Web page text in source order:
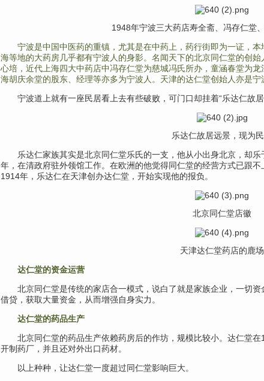
1948年宁波三大药店寿全斋、冯存仁堂
宁波是中国中医药的重镇，尤其是在中药上，药行街即为一证，
海等地的大药房几乎都有宁波人的身影。名闻天下的北京同仁堂的创
心培，近代上海四大中药店中冯存仁堂为慈城冯氏所办，童涵春堂为
海胡庆余堂的股东、经理等亦多为宁波人。天津的达仁堂创始人亦是宁
宁波道上就有一座民居看上去有些破败，可门口却挂着“乐达仁故
乐达仁故居远景，现为
乐达仁家族其实是北京同仁堂乐氏的一支，他从小出身北京，却乐
年，在清政府驻外领馆工作。在欧洲的他觉得同仁堂的经营方式已跟不
1914年， 乐达仁在天津创办达仁堂，开始实现他的报负。
北京同仁堂店徽
天津达仁堂药店的鹿场
达仁堂的资金运营
北京同仁堂是传统的家店合一模式，说白了就是家族企业，一切
借贷，获取大量资金，从而增强自身实力。
达仁堂的药品生产
北京同仁堂的药品生产依赖药房后的作坊，规模比较小。达仁堂
开制药厂，并且还对外出口药材。
以上种种， 让达仁堂一度超过同仁堂影响巨大。